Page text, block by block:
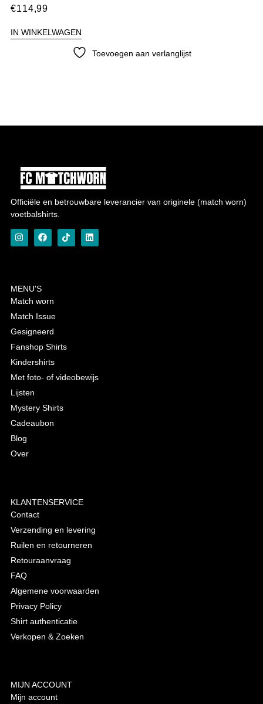
€114,99
IN WINKELWAGEN
Toevoegen aan verlanglijst
Officiële en betrouwbare leverancier van originele (match worn)
voetbalshirts.
MENU'S
Match worn
Match Issue
Gesigneerd
Fanshop Shirts
Kindershirts
Met foto- of videobewijs
Lijsten
Mystery Shirts
Cadeaubon
Blog
Over
KLANTENSERVICE
Contact
Verzending en levering
Ruilen en retourneren
Retouraanvraag
FAQ
Algemene voorwaarden
Privacy Policy
Shirt authenticatie
Verkopen & Zoeken
MIJN ACCOUNT
Mijn account